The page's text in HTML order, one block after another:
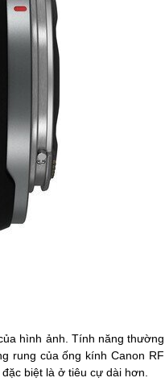
hình ảnh. Tính năng thường
rung của ống kính Canon RF
biệt là ở tiêu cự dài hơn.